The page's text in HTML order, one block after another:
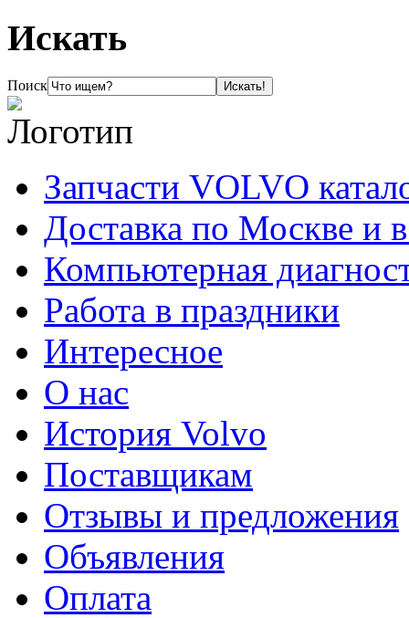
Искать
Поиск
Запчасти VOLVO
Доставка по Москве и
Компьютерная
Работа в праздники
Интересное
О нас
История Volvo
Поставщикам
Отзывы и предложения
Объявления
Оплата